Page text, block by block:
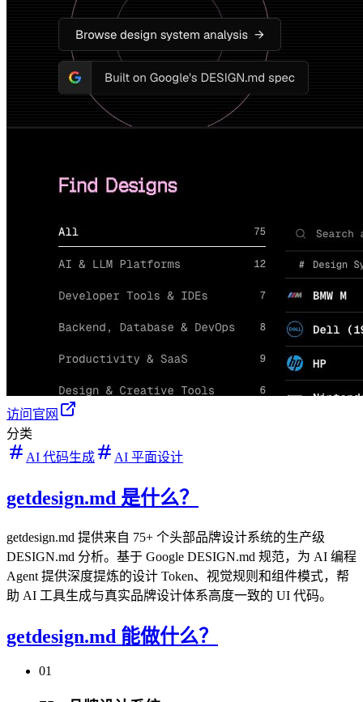
访问官网
分类
AI 代码生成
AI 平面设计
getdesign.md 是什么？
getdesign.md 提供来自 75+ 个头部品牌设计系统的生产级
DESIGN.md 分析。基于 Google DESIGN.md 规范，为 AI 编程
Agent 提供深度提炼的设计 Token、视觉规则和组件模式，帮
助 AI 工具生成与真实品牌设计体系高度一致的 UI 代码。
getdesign.md 能做什么？
01